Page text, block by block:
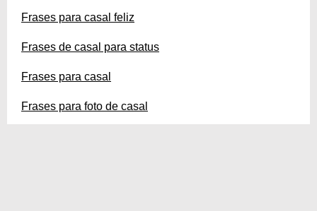
Frases para casal feliz
Frases de casal para status
Frases para casal
Frases para foto de casal